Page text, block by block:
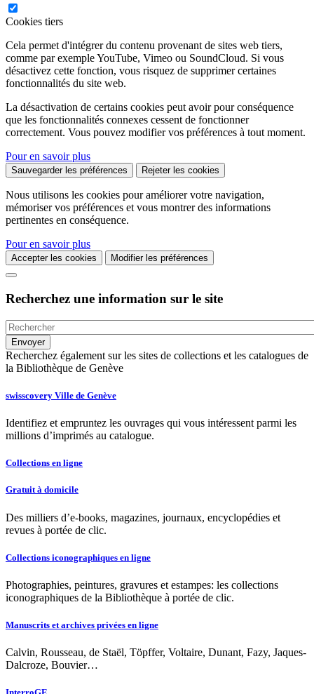
Cookies tiers
Cela permet d'intégrer du contenu provenant de sites web tiers,
comme par exemple YouTube, Vimeo ou SoundCloud. Si vous
désactivez cette fonction, vous risquez de supprimer certaines
fonctionnalités du site web.
La désactivation de certains cookies peut avoir pour conséquence
que les fonctionnalités connexes cessent de fonctionner
correctement. Vous pouvez modifier vos préférences à tout moment.
Pour en savoir plus
Sauvegarder les préférences Rejeter les cookies
Nous utilisons les cookies pour améliorer votre navigation,
mémoriser vos préférences et vous montrer des informations
pertinentes en conséquence.
Pour en savoir plus
Accepter les cookies Modifier les préférences
Recherchez une information sur le site
Recherchez également sur les sites de collections et les catalogues de
la Bibliothèque de Genève
swisscovery Ville de Genève
Identifiez et empruntez les ouvrages qui vous intéressent parmi les
millions d’imprimés au catalogue.
Collections en ligne
Gratuit à domicile
Des milliers d’e-books, magazines, journaux, encyclopédies et
revues à portée de clic.
Collections iconographiques en ligne
Photographies, peintures, gravures et estampes: les collections
iconographiques de la Bibliothèque à portée de clic.
Manuscrits et archives privées en ligne
Calvin, Rousseau, de Staël, Töpffer, Voltaire, Dunant, Fazy, Jaques-
Dalcroze, Bouvier…